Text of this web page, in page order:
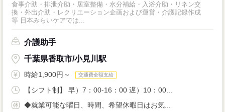
食事介助・排泄介助・居室整備・水分補給・入浴介助・リネン交
換・外出介助・レクリエーション企画および運営・介護記録作成
等 日本みらいケアでは...
介護助手
千葉県香取市/小見川駅
時給1,900円～ 交通費全額支給
【シフト制】 早）7：00-16：00 遅）10：00...
◆就業可能な曜日、時間、希望休暇日はお気...